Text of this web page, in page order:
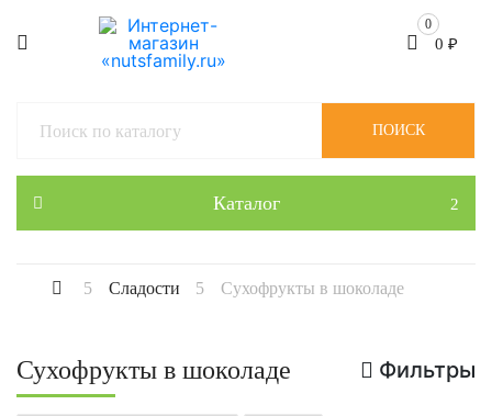
0
0 ₽
Каталог
ПОИСК
Сладости Сухофрукты в шоколаде
Сухофрукты в шоколаде Фильтры